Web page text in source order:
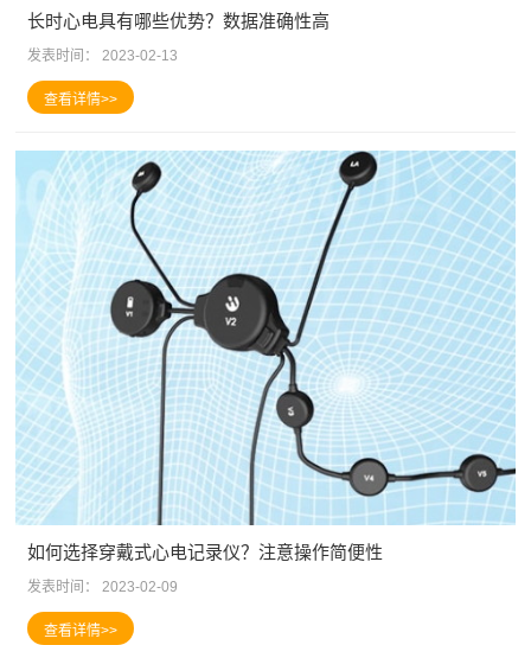
长时心电具有哪些优势？数据准确性高
发表时间： 2023-02-13
如何选择穿戴式心电记录仪？注意操作简便性
发表时间： 2023-02-09